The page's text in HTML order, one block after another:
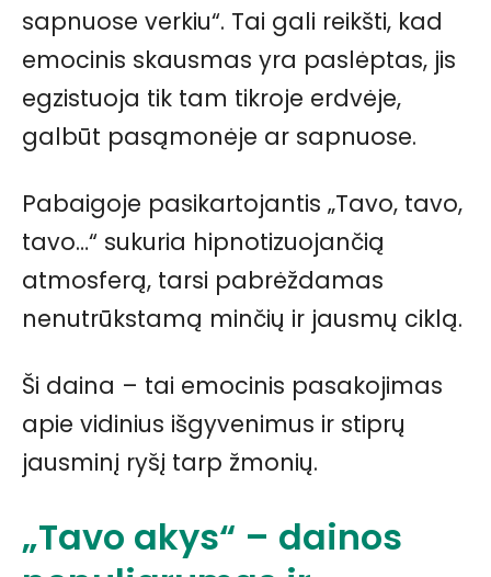
sapnuose verkiu“. Tai gali reikšti, kad
emocinis skausmas yra paslėptas, jis
egzistuoja tik tam tikroje erdvėje,
galbūt pasąmonėje ar sapnuose.
Pabaigoje pasikartojantis „Tavo, tavo,
tavo…“ sukuria hipnotizuojančią
atmosferą, tarsi pabrėždamas
nenutrūkstamą minčių ir jausmų ciklą.
Ši daina – tai emocinis pasakojimas
apie vidinius išgyvenimus ir stiprų
jausminį ryšį tarp žmonių.
„Tavo akys“ – dainos